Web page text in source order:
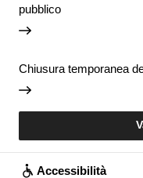
pubblico
Chiusura temporanea
Accessibilità